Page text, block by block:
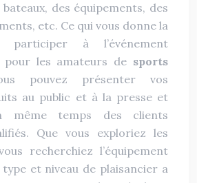
des équipements, des
etc. Ce qui vous donne la
participer à l’événement
pour les amateurs de sports
pouvez présenter vos
au public et à la presse et
même temps des clients
Que vous exploriez les
recherchiez l’équipement
et niveau de plaisancier a